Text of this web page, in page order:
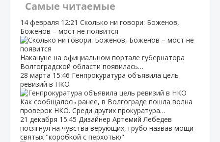
Самые читаемые
14 февраля 12:21 Сколько ни говори: Боженов,
Боженов – мост не появится
Накануне на официальном портале губернатора
Волгоградской области появилась…
28 марта 15:46 Генпрокуратура объявила цель
ревизий в НКО
Как сообщалось ранее, в Волгограде пошла волна
проверок НКО. Среди других прокуратура…
21 декабря 15:45 Дизайнер Артемий Лебедев
посягнул на чувства верующих, грубо назвав мощи
святых "коробкой с перхотью"